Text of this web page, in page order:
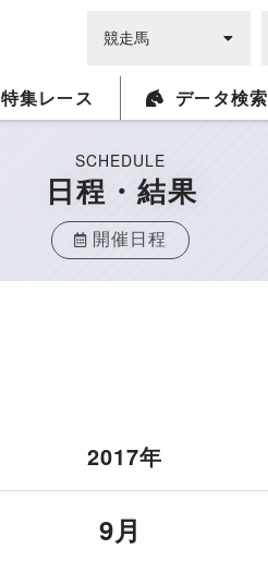
特集レース データ検索
SCHEDULE
日程・結果
開催日程
2017年
9月